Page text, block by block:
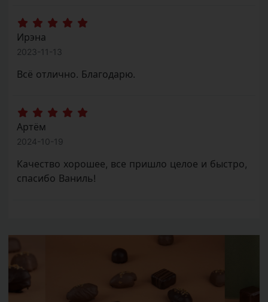
Ирэна
2023-11-13
Всё отлично. Благодарю.
Артём
2024-10-19
Качество хорошее, все пришло целое и быстро,
спасибо Ваниль!